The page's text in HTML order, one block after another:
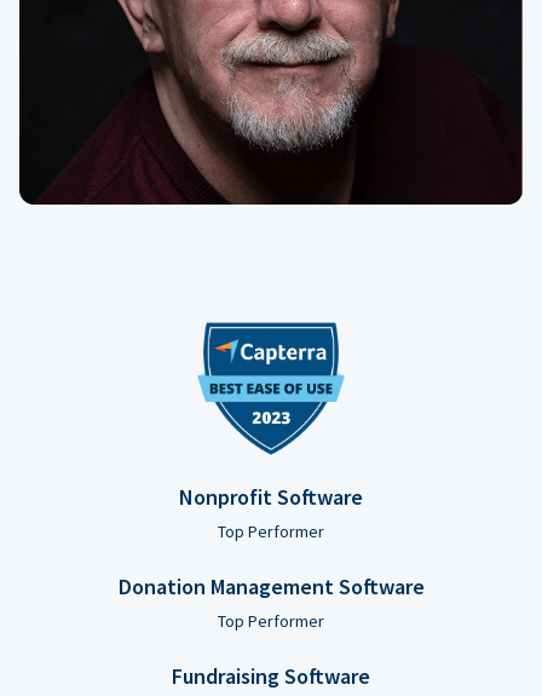
Nonprofit Software
Top Performer
Donation Management Software
Top Performer
Fundraising Software